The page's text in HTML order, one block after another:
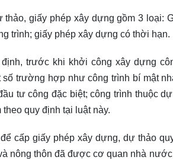
thảo, giấy phép xây dựng gồm 3 loại:
trình; giấy phép xây dựng có thời hạn.
trước khi khởi công xây dựng
số trường hợp như công trình bí mật
tư công đặc biệt; công trình thuộc
quy định tại luật này.
cấp giấy phép xây dựng, dự thảo
nông thôn đã được cơ quan nhà